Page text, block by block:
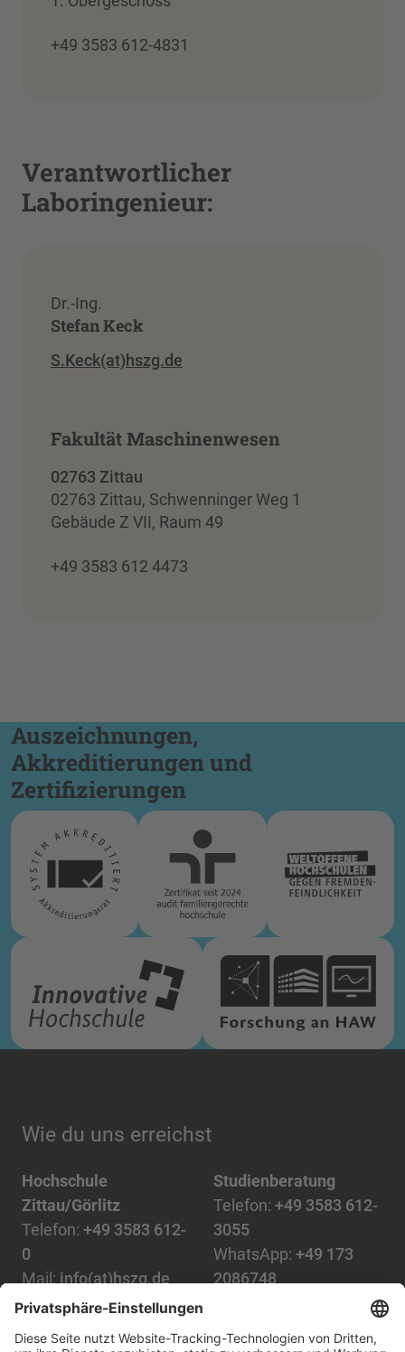
+49 3583 612-4831
Verantwortlicher
Laboringenieur:
Dr.-Ing.
Stefan Keck
S.Keck(at)hszg.de
Fakultät Maschinenwesen
02763 Zittau
02763 Zittau, Schwenninger Weg 1
Gebäude Z VII, Raum 49
+49 3583 612 4473
Auszeichnungen,
Akkreditierungen und
Zertifizierungen
Wie du uns erreichst
Hochschule
Zittau/Görlitz
Telefon: +49 3583 612-
0
Mail: info(at)hszg.de
Studienberatung
Telefon: +49 3583 612-
3055
WhatsApp: +49 173
2086748